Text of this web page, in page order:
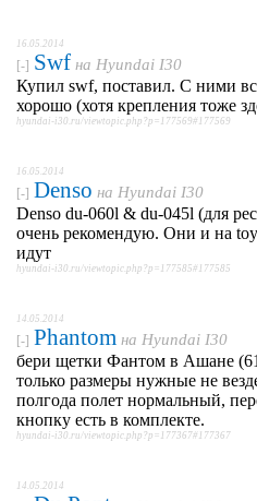
16.05.2014
[-] Swf на Hyundai I30
Купил swf, поставил. С ними
хорошо (хотя крепления тоже
hyundai-i30.ru/viewtopic.php?p=177569#177569
16.05.2014
[-] Denso на Hyundai I30
Denso du-060l & du-045l (для
очень рекомендую. Они и на
идут
hyundai-i30.ru/viewtopic.php?p=177585#177585
14.05.2014
[-] Phantom на Hyundai I30
бери щетки Фантом в Ашане
только размеры нужные не
полгода полет нормальный,
кнопку есть в комплекте.
hyundai-i30.ru/viewtopic.php?p=177367#177367
14.05.2014